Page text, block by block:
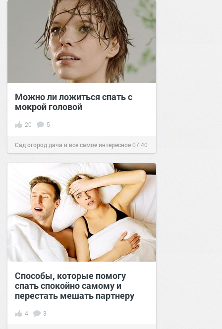
Можно ли ложиться спать с
мокрой головой
20 5
Сад огород дача и все самое интересное07:40
01 дек 2021
Способы, которые помогу
спать спокойно самому и
перестать мешать партнеру
4 3